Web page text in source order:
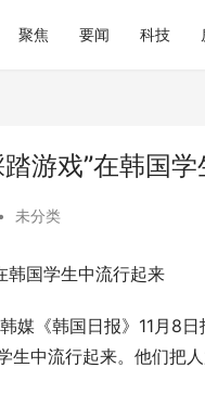
聚焦 要闻 科技
游戏”在韩国
• 未分类
韩国学生中流行起来
媒《韩国日报》11月8
生中流行起来。他们把
论到实践：上海仁爱医院中